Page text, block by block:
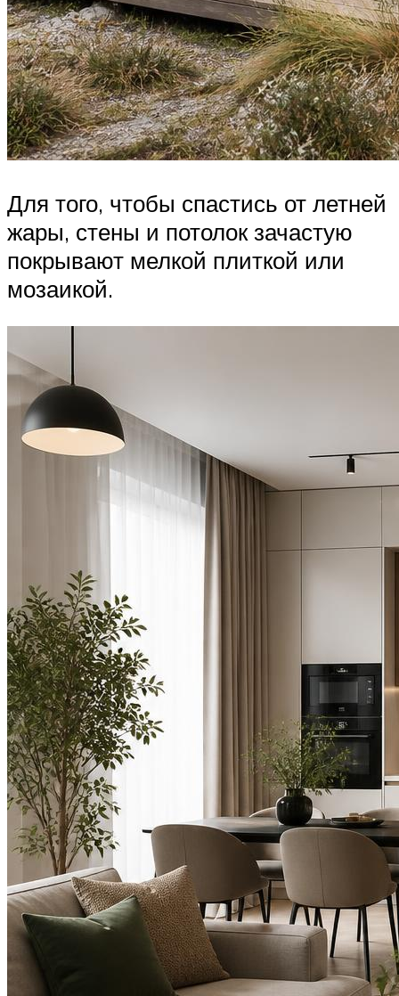
Для того, чтобы спастись от летней
жары, стены и потолок зачастую
покрывают мелкой плиткой или
мозаикой.